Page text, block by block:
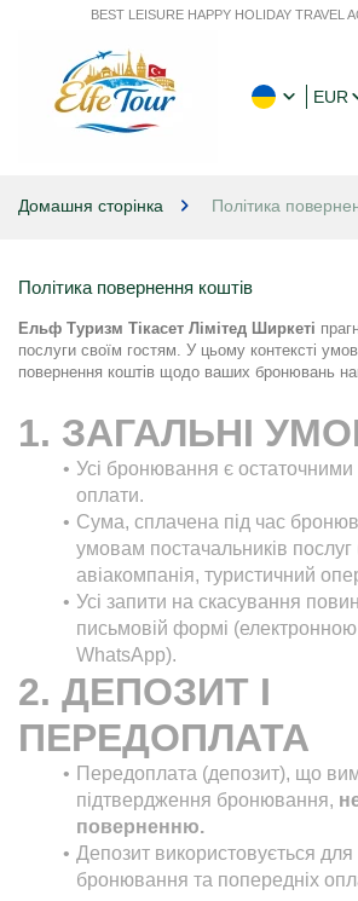
BEST LEISURE HAPPY HOLIDAY TRAVEL
EUR
Домашня сторінка Політика
Політика повернення коштів
Ельф Туризм Тікасет Лімітед Ширкеті
послуги своїм гостям. У цьому контексті
повернення коштів щодо ваших бронювань
1. ЗАГАЛЬНІ
Усі бронювання є остаточними
оплати.
Сума, сплачена під час
умовам постачальників послуг
авіакомпанія, туристичний
Усі запити на скасування
письмовій формі
WhatsApp).
2. ДЕПОЗИТ І
ПЕРЕДОПЛАТА
Передоплата (депозит), що
підтвердження бронювання,
поверненню.
Депозит використовується
бронювання та попередніх